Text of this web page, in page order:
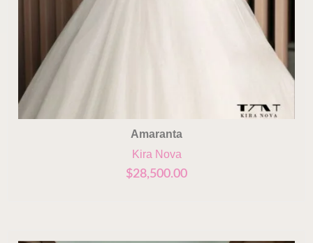
Amaranta
Kira Nova
$28,500.00